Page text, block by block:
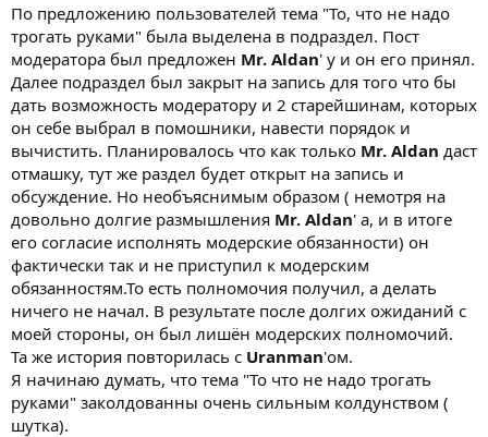
а
По предложению пользователей тема "То, что не надо
трогать руками" была выделена в подраздел. Пост
модератора был предложен Mr. Aldan' у и он его принял.
Далее подраздел был закрыт на запись для того что бы
дать возможность модератору и 2 старейшинам, которых
он себе выбрал в помошники, навести порядок и
вычистить. Планировалось что как только Mr. Aldan даст
отмашку, тут же раздел будет открыт на запись и
обсуждение. Но необъяснимым образом ( немотря на
довольно долгие размышления Mr. Aldan' а, и в итоге
его согласие исполнять модерские обязанности) он
фактически так и не приступил к модерским
обязанностям.То есть полномочия получил, а делать
ничего не начал. В результате после долгих ожиданий с
моей стороны, он был лишён модерских полномочий.
Та же история повторилась с Uranman'ом.
Я начинаю думать, что тема "То что не надо трогать
руками" заколдованны очень сильным колдунством (
шутка).